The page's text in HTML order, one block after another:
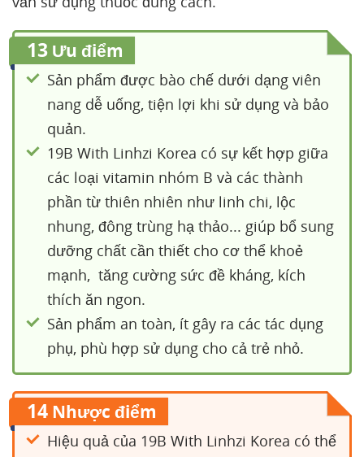
13 Ưu điểm
Sản phẩm được bào chế dưới dạng viên
nang dễ uống, tiện lợi khi sử dụng và bảo
quản.
19B With Linhzi Korea có sự kết hợp giữa
các loại vitamin nhóm B và các thành
phần từ thiên nhiên như linh chi, lộc
nhung, đông trùng hạ thảo... giúp bổ sung
dưỡng chất cần thiết cho cơ thể khoẻ
mạnh, tăng cường sức đề kháng, kích
thích ăn ngon.
Sản phẩm an toàn, ít gây ra các tác dụng
phụ, phù hợp sử dụng cho cả trẻ nhỏ.
14 Nhược điểm
Hiệu quả của 19B With Linhzi Korea có thể